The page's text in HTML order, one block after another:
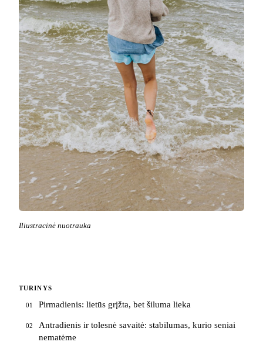
Iliustracinė nuotrauka
TURINYS
01 Pirmadienis: lietūs grįžta, bet šiluma lieka
02
Antradienis ir tolesnė savaitė: stabilumas, kurio seniai
nematėme